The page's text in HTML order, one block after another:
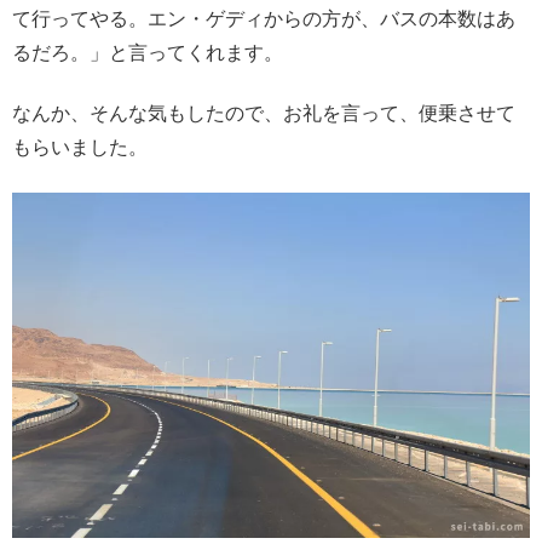
て行ってやる。エン・ゲディからの方が、バスの本数はあ
るだろ。」と言ってくれます。
なんか、そんな気もしたので、お礼を言って、便乗させて
もらいました。